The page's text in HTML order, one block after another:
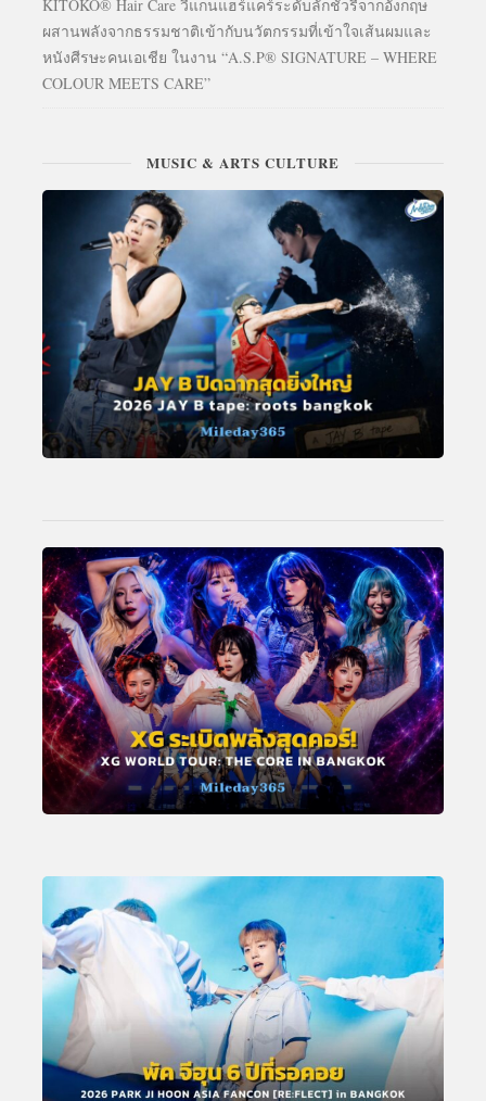
KITOKO® Hair Care วีแกนแฮร์แคร์ระดับลักชัวรีจากอังกฤษ
ผสานพลังจากธรรมชาติเข้ากับนวัตกรรมที่เข้าใจเส้นผมและ
หนังศีรษะคนเอเชีย ในงาน “A.S.P® SIGNATURE – WHERE
COLOUR MEETS CARE”
MUSIC & ARTS CULTURE